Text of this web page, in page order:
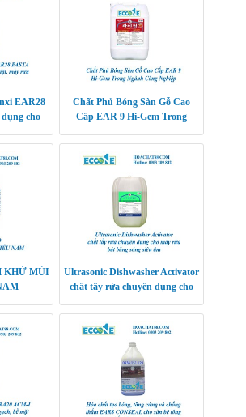
EAR28
cho
Chất Phủ Bóng Sàn Gỗ Cao
Cấp EAR 9 Hi-Gem Trong
KHỬ MÙI
Ultrasonic Dishwasher Activator
chất tẩy rửa chuyên dụng cho